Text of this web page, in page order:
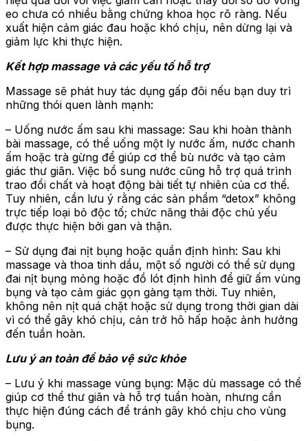
eo chưa có nhiều bằng chứng khoa học rõ ràng. Nếu
xuất hiện cảm giác đau hoặc khó chịu, nên dừng lại và
giảm lực khi thực hiện.
Kết hợp massage và các yếu tố hỗ trợ
Massage sẽ phát huy tác dụng gấp đôi nếu bạn duy trì
những thói quen lành mạnh:
– Uống nước ấm sau khi massage: Sau khi hoàn thành
bài massage, có thể uống một ly nước ấm, nước chanh
ấm hoặc trà gừng để giúp cơ thể bù nước và tạo cảm
giác thư giãn. Việc bổ sung nước cũng hỗ trợ quá trình
trao đổi chất và hoạt động bài tiết tự nhiên của cơ thể.
Tuy nhiên, cần lưu ý rằng các sản phẩm “detox” không
trực tiếp loại bỏ độc tố; chức năng thải độc chủ yếu
được thực hiện bởi gan và thận.
– Sử dụng đai nịt bụng hoặc quần định hình: Sau khi
massage và thoa tinh dầu, một số người có thể sử dụng
đai nịt bụng mỏng hoặc đồ lót định hình để giữ ấm vùng
bụng và tạo cảm giác gọn gàng tạm thời. Tuy nhiên,
không nên nịt quá chặt hoặc sử dụng trong thời gian dài
vì có thể gây khó chịu, cản trở hô hấp hoặc ảnh hưởng
đến tuần hoàn.
Lưu ý an toàn để bảo vệ sức khỏe
– Lưu ý khi massage vùng bụng: Mặc dù massage có thể
giúp cơ thể thư giãn và hỗ trợ tuần hoàn, nhưng cần
thực hiện đúng cách để tránh gây khó chịu cho vùng
bụng.